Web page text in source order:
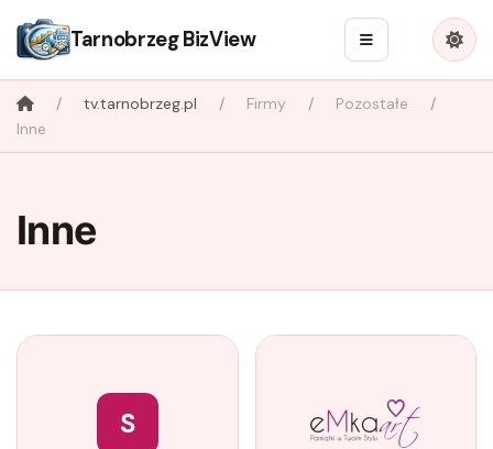
Tarnobrzeg BizView
tv.tarnobrzeg.pl Firmy
Pozostałe
Inne
Inne
S